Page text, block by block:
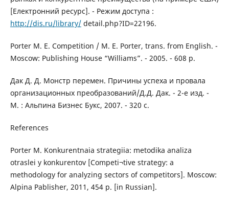
[Електронний ресурс]. - Режим доступа :
http://dis.ru/library/detail.php?ID=22196.
Porter M. E. Competition / M. E. Porter, trans. from English. -
Moscow: Publishing House “Williams”. - 2005. - 608 p.
Дак Д. Д. Монстр перемен. Причины успеха и провала
организационных преобразований/Д.Д. Дак. - 2-е изд. -
М. : Альпина Бизнес Букс, 2007. - 320 с.
References
Porter M. Konkurentnaia strategiia: metodika analiza
otraslei y konkurentov [Competi¬tive strategy: a
methodology for analyzing sectors of competitors]. Moscow:
Alpina Pablisher, 2011, 454 p. [in Russian].